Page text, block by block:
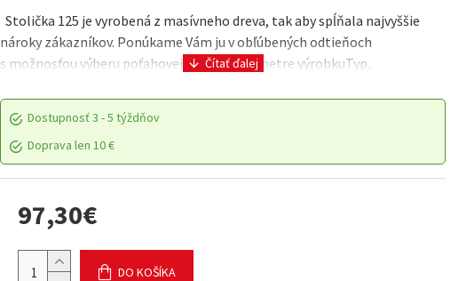
Stolička 125 je vyrobená z masívneho dreva, tak aby spĺňala najvyššie
nároky zákazníkov. Ponúkame Vám ju v obľúbených odtieňoch
s možnosťou výberu poťahovej látky. Parametre výrobkuTyp..
Dostupnosť3 - 5 týždňov
Doprava len 10 €
97,30€
DO KOŠÍKA